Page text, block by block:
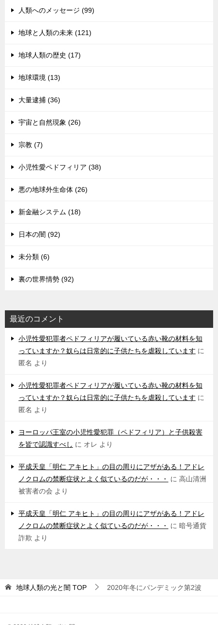
人類へのメッセージ (99)
地球と人類の未来 (121)
地球人類の歴史 (17)
地球環境 (13)
大量逮捕 (36)
宇宙と自然現象 (26)
宗教 (7)
小児性愛ペドフィリア (38)
悪の地球外生命体 (26)
新金融システム (18)
日本の闇 (92)
未分類 (6)
裏の世界情勢 (92)
最近のコメント
小児性愛犯罪者ペドフィリアが履いている赤い靴の材料を知
っていますか？奴らは日常的に子供たちを虐殺しています に
匿名 より
小児性愛犯罪者ペドフィリアが履いている赤い靴の材料を知
っていますか？奴らは日常的に子供たちを虐殺しています に
匿名 より
ヨーロッパ王室の小児性愛犯罪（ペドフィリア）と子供殺害
を皆で認識すべし に オレ より
平成天皇「明仁 アキヒト」の目の周りにアザがある！アドレ
ノクロムの禁断症状とよく似ているのだが・・・
に 高山清洲
被害者の会 より
平成天皇「明仁 アキヒト」の目の周りにアザがある！アドレ
ノクロムの禁断症状とよく似ているのだが・・・
に 暗号通貨
詐欺 より
地球人類の光と闇 TOP 2020年冬にパンデミック第2波